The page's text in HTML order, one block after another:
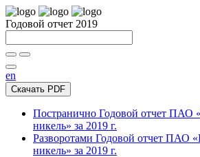
Годовой отчет 2019
en
Скачать PDF
Постранично Годовой отчет ПАО
никель» за 2019 г.
Разворотами Годовой отчет ПАО
никель» за 2019 г.